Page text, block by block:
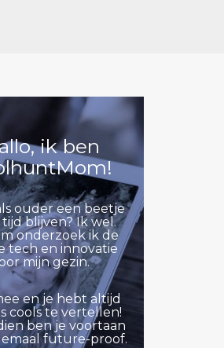
ik ben
ouder een beetje
blijven? Ik wel.
onderzoek ik de
tech en innovatie
mijn gezin.
en je hebt altijd
cools te vertellen!
ben je voortaan
future-proof.